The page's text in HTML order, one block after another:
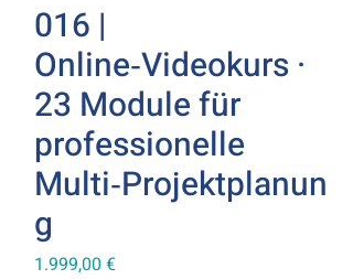
016 |
Online‑Videokurs ·
23 Module für
professionelle
Multi‑Projektplanun
g
1.999,00 €Preis